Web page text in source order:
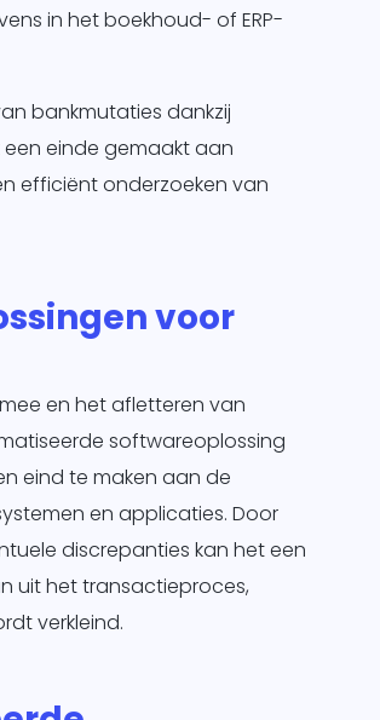
in het boekhoud- of ERP-
bankmutaties dankzij
einde gemaakt aan
efficiënt onderzoeken van
voor
en het afletteren van
softwareoplossing
eind te maken aan de
en applicaties. Door
discrepanties kan het een
uit het transactieproces,
verkleind.